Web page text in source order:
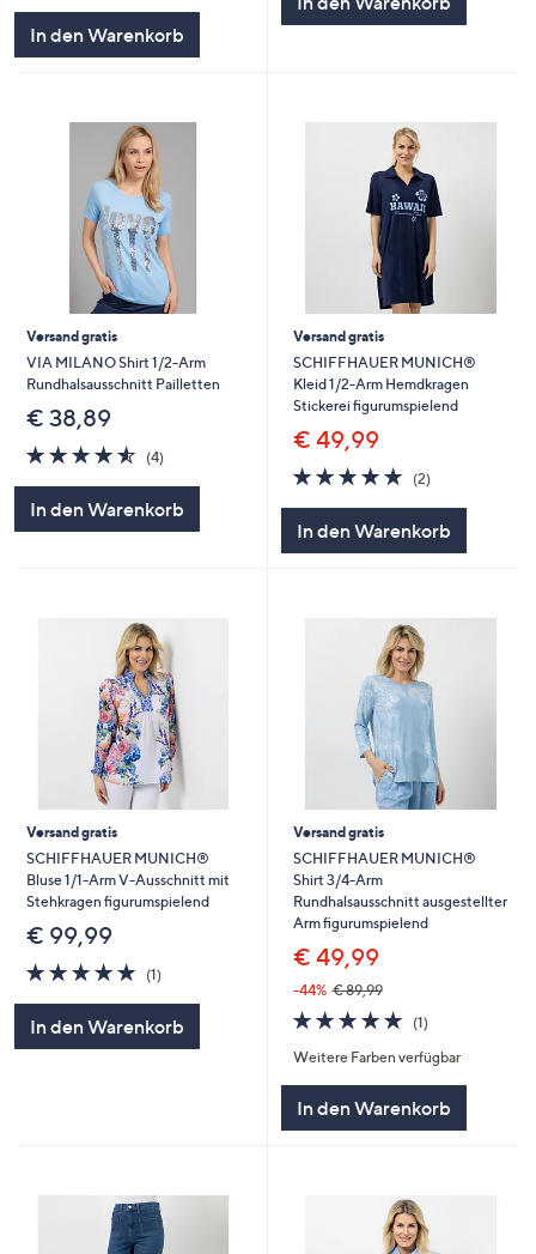
In den Warenkorb
Versand gratis
VIA MILANO Shirt 1/2-Arm
Rundhalsausschnitt Pailletten
€ 38,89
4.5
von
5
(4)
In den Warenkorb
Versand gratis
SCHIFFHAUER MUNICH®
Kleid 1/2-Arm Hemdkragen
Stickerei figurumspielend
€ 49,99
5.0
von
(2)2
In den Warenkorb
Versand gratis
SCHIFFHAUER MUNICH®
Bluse 1/1-Arm V-Ausschnitt mit
Stehkragen figurumspielend
€ 99,99
5.0
von
5
(1)
In den Warenkorb
Versand gratis
SCHIFFHAUER MUNICH®
Shirt 3/4-Arm
Rundhalsausschnitt ausgestellter
Arm figurumspielend
€ 49,99
-44% € 89,99
5.0
von
5
(1)1
Weitere Farben verfügbar
In den Warenkorb